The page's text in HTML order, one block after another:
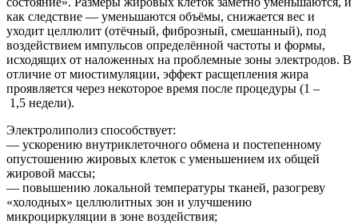
как следствие — уменьшаются объёмы, снижается вес и
уходит целлюлит (отёчный, фиброзный, смешанный), под
воздействием импульсов определённой частоты и формы,
исходящих от наложенных на проблемные зоны электродов. В
отличие от миостимуляции, эффект расщепления жира
проявляется через некоторое время после процедуры (1 –
1,5 недели).
Электролиполиз способствует:
— ускорению внутриклеточного обмена и постепенному
опустошению жировых клеток с уменьшением их общей
жировой массы;
— повышению локальной температуры тканей, разогреву
«холодных» целлюлитных зон и улучшению
микроциркуляции в зоне воздействия;